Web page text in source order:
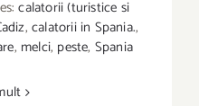
piata de peste
calatorii (turistice si
,calatorii in Spania.,
, melci, peste, Spania